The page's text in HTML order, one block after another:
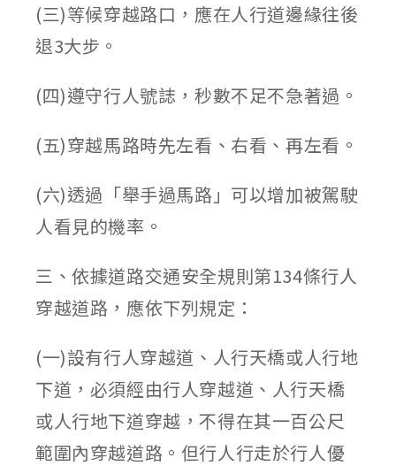
(三)等候穿越路口，應在人行道邊緣往後
退3大步。
(四)遵守行人號誌，秒數不足不急著過。
(五)穿越馬路時先左看、右看、再左看。
(六)透過「舉手過馬路」可以增加被駕駛
人看見的機率。
三、依據道路交通安全規則第134條行人
穿越道路，應依下列規定：
(一)設有行人穿越道、人行天橋或人行地
下道，必須經由行人穿越道、人行天橋
或人行地下道穿越，不得在其一百公尺
範圍內穿越道路。但行人行走於行人優